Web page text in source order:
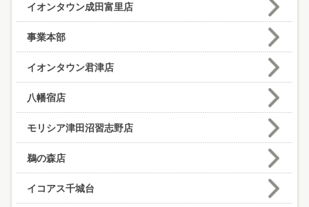
イオンタウン成田富里店
事業本部
イオンタウン君津店
八幡宿店
モリシア津田沼習志野店
鵜の森店
イコアス千城台